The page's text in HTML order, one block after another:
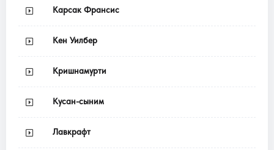
Карсак Франсис
Кен Уилбер
Кришнамурти
Кусан-сыним
Лавкрафт